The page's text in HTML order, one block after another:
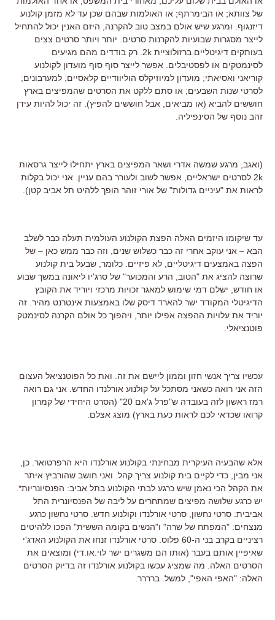
של צוותא; או הבימרתף; או האולמות שבהם שכן עד לא מזמן קולנוע
דיזנגוף. ומרגע שיש אולם במצב טוב להקרנה, היזם האנין יכול להתחיל
לייצר מסגרות שבועיות להקרנות סרטים. יותר ויותר סרטים צצים
בעותקים דיגיטליים ברזולוציית 2k. רק בודדים מהם מגיעים
לסינמטקים או לפסטיבלים. אפשר לייצר סוף סוף מועדון לקולנוע
קוריאני ואסיאתי; מועדון למיוזיקלס הוליוודיים קלאסיים; למערבונים;
לסרטי שנות השבעים; או סתם ללקט את הסרטים שהמפיצים בארץ
חוששים להביא (או מביאים, אבל חוששים להפיץ). זה יכול להיות עידן
זהב נוסף של הסינפיליה.
(ואגב, מרגע שמשה אדרי ושאר המפיצים בארץ יתחילו לייצר גרסאות
2k לסרטים ישראליים, אפשר לשוב ולעורר בהם עניין. אני יכול בקלות
לראות את "עיניים גדולות" של אורי זוהר הופך ללהיט תל אביב קטן).
עד שיקומו היזמים האלה הפצת הקולנוע העולמית תעלה כבר לשלב
הבא – אני עוקב אחרי זה כבר כשלוש שנים, וזה כבר ממש כאן – של
הפצה באמצעים דיגיטליים, לא פיזיים. כלומר, שבעל בית קולנוע
שרוצה להציג את "הטוב, הרע והמכוער" של סרג'יו ליאונה במשך שבוע
או חודש, ישלם דמי שימוש למאגר זכויות מרכזי ויוריד את הקובץ
הדיגיטלי המקודד ישר להארד דיסק שלו באמצעות אינטרנט מהיר. זה
יוריד את עלויות ההפצה אפילו יותר, ויהפוך כל אולם הקרנה לסינמטק
פוטנציאלי.
עכשיו צריך אנשי חזון וממון ליישם את זה. ואת כל הפוטנציאל העצום
הזה אני רואה כשאני מסתכל על קולנוע אורלנדו החדש. אני גם רואה
רמז ראשון לזה בעובדה ש"פרל ג'אם 20" (הסרט היחידי של קמרון
קרואו שכדאי לכם לראות כעת בארץ) מוצג אצלם.
אלא שהבעיה העיקרית מבחינתי בקולנוע אורלנדו היא הרפרטואר. כן,
אני מבין, כדי לקיים בית קולנוע צריך קהל. ואני חושב שהורביץ איתר
את הקהל הכי נאמן שיש כרגע לבתי הקולנוע בתל אביב: הפנסיונריות*.
יש כרגע שלושה מפיצים שמתחרים על ליבה של הפנסיונרית התל
אביבית: סרטי נחשון, סרטי אורלנדו וקולנוע חדש. סרטי נחשון כרגע
מנצחים: "המפתח של שרה" ו"הנשים בקומה הששית" הפכו ללהיטים
רציניים בקרב בני ה-60 פלוס. סרטי אורלנדו זנחו את הקולנוע האדג'י
שאיפיין אותם בעבר (אותו הם משגרים ישר לוי.או.די) ומוצאים את
הסרטים האלה. מה שמציג עכשו בקולנוע אורלנדו זה בדיוק הסרטים
האלה: "האפי האפי", למשל. ברררר.